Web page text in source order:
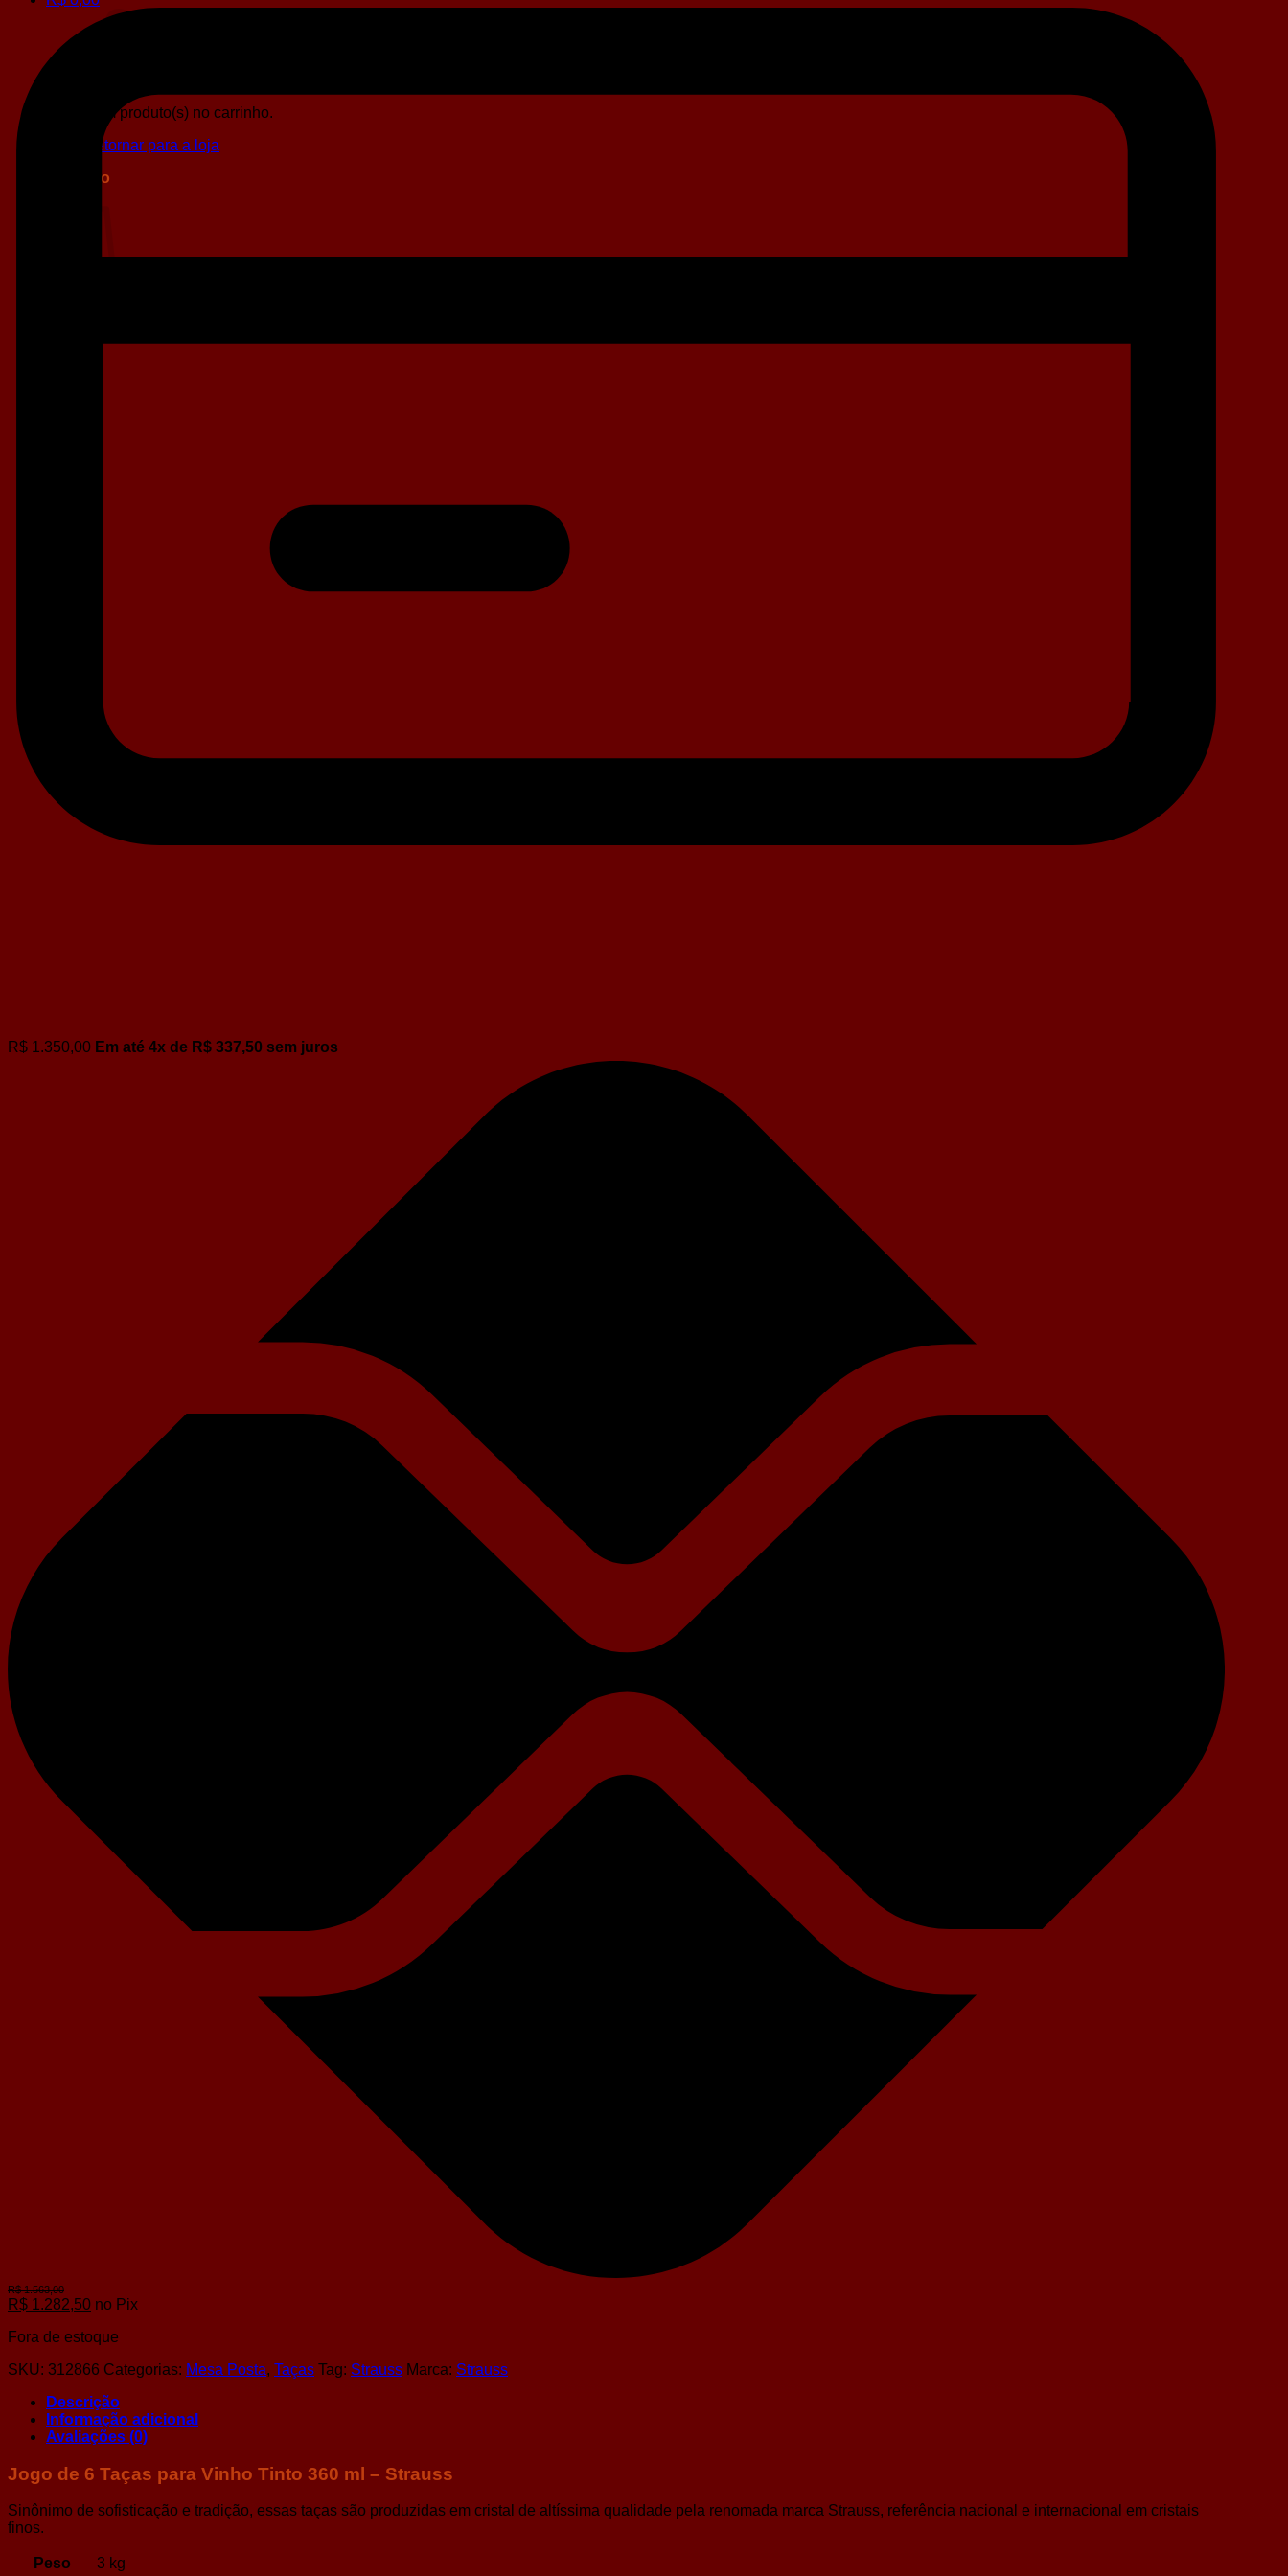
Sem produto(s) no carrinho.
Retornar para a loja
Carrinho
R$ 1.350,00 Em até 4x de R$ 337,50 sem juros
R$ 1.282,50 no Pix
Fora de estoque
SKU: 312866 Categorias: Mesa Posta, Taças Tag: Strauss Marca: Strauss
Descrição
Informação adicional
Avaliações (0)
Jogo de 6 Taças para Vinho Tinto 360 ml – Strauss
Sinônimo de sofisticação e tradição, essas taças são produzidas em cristal de altíssima qualidade pela renomada marca Strauss, referência nacional e internacional em cristais
finos.
Peso 3 kg